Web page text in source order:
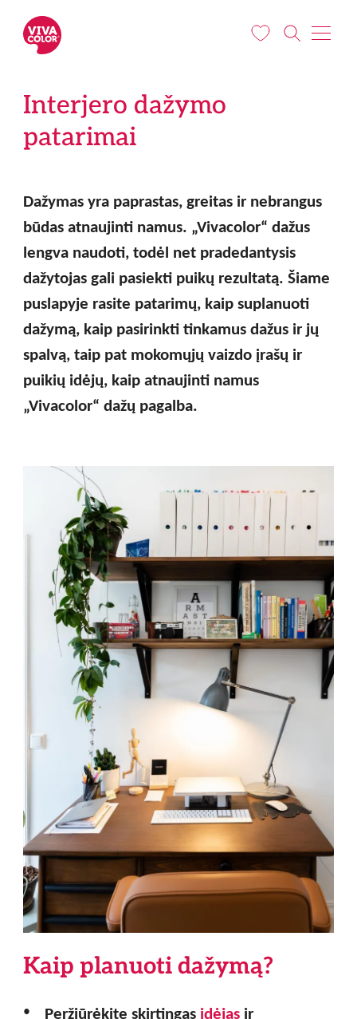
Interjero dažymo
patarimai
Dažymas yra paprastas, greitas ir nebrangus
būdas atnaujinti namus. „Vivacolor“ dažus
lengva naudoti, todėl net pradedantysis
dažytojas gali pasiekti puikų rezultatą. Šiame
puslapyje rasite patarimų, kaip suplanuoti
dažymą, kaip pasirinkti tinkamus dažus ir jų
spalvą, taip pat mokomųjų vaizdo įrašų ir
puikių idėjų, kaip atnaujinti namus
„Vivacolor“ dažų pagalba.
Kaip planuoti dažymą?
Peržiūrėkite skirtingas idėjasir